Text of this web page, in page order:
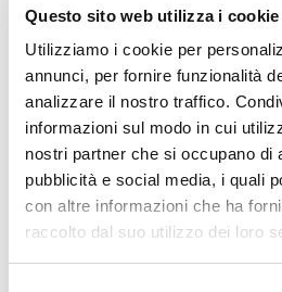
Questo sito web utilizza i cookie
Utilizziamo i cookie per
annunci, per fornire funzionalità
analizzare il nostro traffico.
informazioni sul modo in cui
nostri partner che si occupano di
pubblicità e social media, i quali
con altre informazioni che ha
raccolto dal suo utilizzo dei loro
rilievo per la protezione del
rotture arginali, così da
decisioni operative durante le
La ricerca confronta due approcci
il caso reale dell’alluvione del
dicembre 2020: FloodSformer,
basato su deep learning, e
idrodinamico bidimensionale
sviluppati all’Università di